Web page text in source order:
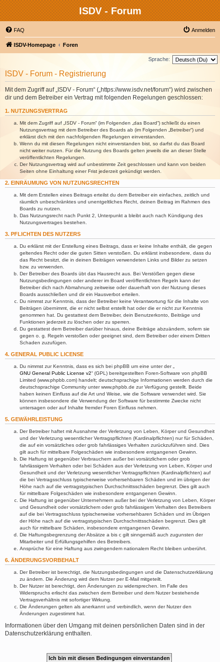
ISDV - Forum
FAQ Anmelden
ISDV-Homepage Foren
Sprache:
ISDV - Forum - Registrierung
Mit dem Zugriff auf „ISDV - Forum“ („https://www.isdv.net/forum“) wird zwischen
dir und dem Betreiber ein Vertrag mit folgenden Regelungen geschlossen:
1. NUTZUNGSVERTRAG
Mit dem Zugriff auf „ISDV - Forum“ (im Folgenden „das Board“) schließt du einen
Nutzungsvertrag mit dem Betreiber des Boards ab (im Folgenden „Betreiber“) und
erklärst dich mit den nachfolgenden Regelungen einverstanden.
Wenn du mit diesen Regelungen nicht einverstanden bist, so darfst du das Board
nicht weiter nutzen. Für die Nutzung des Boards gelten jeweils die an dieser Stelle
veröffentlichten Regelungen.
Der Nutzungsvertrag wird auf unbestimmte Zeit geschlossen und kann von beiden
Seiten ohne Einhaltung einer Frist jederzeit gekündigt werden.
2. EINRÄUMUNG VON NUTZUNGSRECHTEN
Mit dem Erstellen eines Beitrags erteilst du dem Betreiber ein einfaches, zeitlich und
räumlich unbeschränktes und unentgeltliches Recht, deinen Beitrag im Rahmen des
Boards zu nutzen.
Das Nutzungsrecht nach Punkt 2, Unterpunkt a bleibt auch nach Kündigung des
Nutzungsvertrages bestehen.
3. PFLICHTEN DES NUTZERS
Du erklärst mit der Erstellung eines Beitrags, dass er keine Inhalte enthält, die gegen
geltendes Recht oder die guten Sitten verstoßen. Du erklärst insbesondere, dass du
das Recht besitzt, die in deinen Beiträgen verwendeten Links und Bilder zu setzen
bzw. zu verwenden.
Der Betreiber des Boards übt das Hausrecht aus. Bei Verstößen gegen diese
Nutzungsbedingungen oder anderer im Board veröffentlichten Regeln kann der
Betreiber dich nach Abmahnung zeitweise oder dauerhaft von der Nutzung dieses
Boards ausschließen und dir ein Hausverbot erteilen.
Du nimmst zur Kenntnis, dass der Betreiber keine Verantwortung für die Inhalte von
Beiträgen übernimmt, die er nicht selbst erstellt hat oder die er nicht zur Kenntnis
genommen hat. Du gestattest dem Betreiber, dein Benutzerkonto, Beiträge und
Funktionen jederzeit zu löschen oder zu sperren.
Du gestattest dem Betreiber darüber hinaus, deine Beiträge abzuändern, sofern sie
gegen o. g. Regeln verstoßen oder geeignet sind, dem Betreiber oder einem Dritten
Schaden zuzufügen.
4. GENERAL PUBLIC LICENSE
Du nimmst zur Kenntnis, dass es sich bei phpBB um eine unter der „
GNU General Public License v2“ (GPL) bereitgestellten Foren-Software von phpBB
Limited (www.phpbb.com) handelt; deutschsprachige Informationen werden durch die
deutschsprachige Community unter www.phpbb.de zur Verfügung gestellt. Beide
haben keinen Einfluss auf die Art und Weise, wie die Software verwendet wird. Sie
können insbesondere die Verwendung der Software für bestimmte Zwecke nicht
untersagen oder auf Inhalte fremder Foren Einfluss nehmen.
5. GEWÄHRLEISTUNG
Der Betreiber haftet mit Ausnahme der Verletzung von Leben, Körper und Gesundheit
und der Verletzung wesentlicher Vertragspflichten (Kardinalpflichten) nur für Schäden,
die auf ein vorsätzliches oder grob fahrlässiges Verhalten zurückzuführen sind. Dies
gilt auch für mittelbare Folgeschäden wie insbesondere entgangenen Gewinn.
Die Haftung ist gegenüber Verbrauchern außer bei vorsätzlichem oder grob
fahrlässigem Verhalten oder bei Schäden aus der Verletzung von Leben, Körper und
Gesundheit und der Verletzung wesentlicher Vertragspflichten (Kardinalpflichten) auf
die bei Vertragsschluss typischerweise vorhersehbaren Schäden und im übrigen der
Höhe nach auf die vertragstypischen Durchschnittsschäden begrenzt. Dies gilt auch
für mittelbare Folgeschäden wie insbesondere entgangenen Gewinn.
Die Haftung ist gegenüber Unternehmern außer bei der Verletzung von Leben, Körper
und Gesundheit oder vorsätzlichem oder grob fahrlässigem Verhalten des Betreibers
auf die bei Vertragsschluss typischerweise vorhersehbaren Schäden und im Übrigen
der Höhe nach auf die vertragstypischen Durchschnittsschäden begrenzt. Dies gilt
auch für mittelbare Schäden, insbesondere entgangenen Gewinn.
Die Haftungsbegrenzung der Absätze a bis c gilt sinngemäß auch zugunsten der
Mitarbeiter und Erfüllungsgehilfen des Betreibers.
Ansprüche für eine Haftung aus zwingendem nationalem Recht bleiben unberührt.
6. ÄNDERUNGSVORBEHALT
Der Betreiber ist berechtigt, die Nutzungsbedingungen und die Datenschutzerklärung
zu ändern. Die Änderung wird dem Nutzer per E-Mail mitgeteilt.
Der Nutzer ist berechtigt, den Änderungen zu widersprechen. Im Falle des
Widerspruchs erlischt das zwischen dem Betreiber und dem Nutzer bestehende
Vertragsverhältnis mit sofortiger Wirkung.
Die Änderungen gelten als anerkannt und verbindlich, wenn der Nutzer den
Änderungen zugestimmt hat.
Informationen über den Umgang mit deinen persönlichen Daten sind in der
Datenschutzerklärung enthalten.